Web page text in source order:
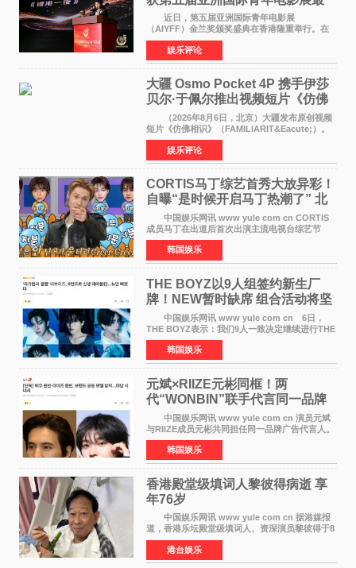
佳剧本改编奖
近日，第五届亚洲国际青年电影展
（AIYFF）金兰奖颁奖盛典在香港隆重举行。在
这场汇聚数百位海内外电影人、文化界人士及媒
体代表的亚洲青年影视盛会上，香港本土电影
《香港一夜》（Dawn in Ho
娱乐评论
大疆 Osmo Pocket 4P 携手伊莎
贝尔·于佩尔推出视频短片《仿佛
相识》
（2026年8月6日，北京）大疆发布原创视频
短片《仿佛相识》（FAMILIARIT&Eacute;）。
视频短片由戛纳国际电影节最佳女演员伊莎贝尔·
于佩尔（Isabelle Huppert）主演，全程使用大
疆首款双主摄口
娱乐评论
CORTIS马丁综艺首秀大放异彩！
自曝“是时候开启马丁热潮了” 北
美巡演火热进行中
中国娱乐网讯 www yule com cn CORTIS
成员马丁在出道后首次出演主流电视台综艺节
目，展现了多才多艺的魅力。 马丁出演了5日
播出的MBC《Radio Star》Fashion与Passion
之间，I&lsquo;m
韩国娱乐
THE BOYZ以9人组签约新生厂
牌！NEW暂时缺席 组合活动将坚
定不移继续
中国娱乐网讯 www yule com cn 6日，
THE BOYZ表示：我们9人一致决定继续进行THE
BOYZ组合活动，并且已经完成了组合团体活动
签约。目前正在新生厂牌下进行活动准备。尚未
离开THE BOYZ原所
韩国娱乐
元斌×RIIZE元彬同框！两
代“WONBIN”联手代言同一品牌
颜值天花板合体
中国娱乐网讯 www yule com cn 演员元斌
与RIIZE成员元彬共同担任同一品牌广告代言人。
6日据独家报道，继演员元斌之后，RIIZE元彬最
近也被选为某在线中介平台A公司的共同广告代言
人，两人将作
韩国娱乐
香港殿堂级填词人黎彼得病逝 享
年76岁​
中国娱乐网讯 www yule com cn 据港媒报
道，香港乐坛殿堂级填词人、资深演员黎彼得于8
月5日上午因病离世，终年76岁。好友钟志光透
露，黎彼得今年3月中风后便卧床休养，身体机能
持续衰退，最
港台娱乐